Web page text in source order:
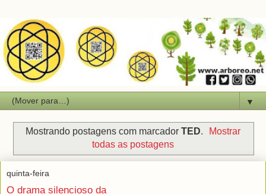
▼
Mostrando postagens com marcador TED.
Mostrar
todas as postagens
quinta-feira
O drama silencioso da